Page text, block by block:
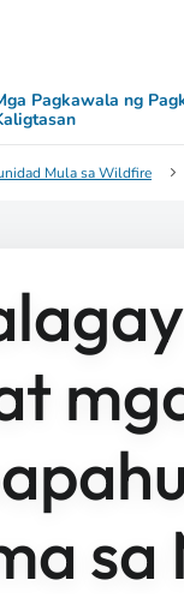
Pagkawala ng
Mula sa Wildfire